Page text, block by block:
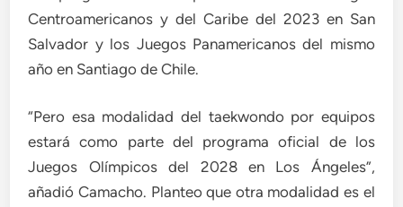
Centroamericanos y del Caribe del 2023 en San
Salvador y los Juegos Panamericanos del mismo
año en Santiago de Chile.
“Pero esa modalidad del taekwondo por equipos
estará como parte del programa oficial de los
Juegos Olímpicos del 2028 en Los Ángeles”,
añadió Camacho. Planteo que otra modalidad es el